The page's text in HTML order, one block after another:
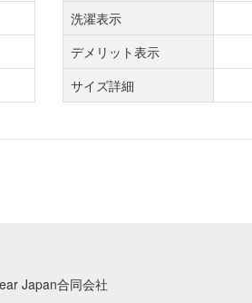
洗濯表示
デメリット表示
サイズ詳細
Japan合同会社